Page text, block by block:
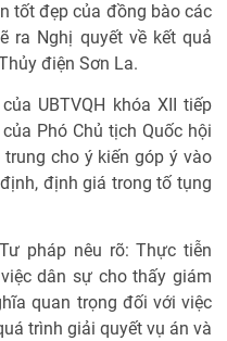
tốt đẹp của đồng bào các
ra Nghị quyết về kết quả
điện Sơn La.
UBTVQH khóa XII tiếp
Phó Chủ tịch Quốc hội
cho ý kiến góp ý vào
định giá trong tố tụng
pháp nêu rõ: Thực tiễn
dân sự cho thấy giám
quan trọng đối với việc
trình giải quyết vụ án và